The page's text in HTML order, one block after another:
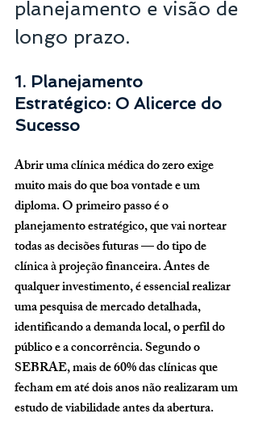
planejamento e visão de
longo prazo.
1. Planejamento
Estratégico: O Alicerce do
Sucesso
Abrir uma clínica médica do zero exige
muito mais do que boa vontade e um
diploma. O primeiro passo é o
planejamento estratégico, que vai nortear
todas as decisões futuras — do tipo de
clínica à projeção financeira. Antes de
qualquer investimento, é essencial realizar
uma pesquisa de mercado detalhada,
identificando a demanda local, o perfil do
público e a concorrência. Segundo o
SEBRAE, mais de 60% das clínicas que
fecham em até dois anos não realizaram um
estudo de viabilidade antes da abertura.